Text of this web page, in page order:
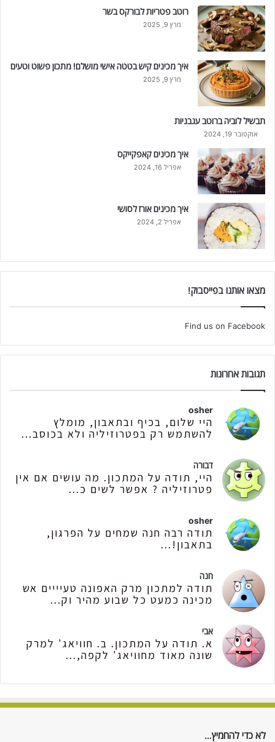
רוטב פטריות לבורקס בשר
מרץ 9, 2025
איך מכינים קיש בטטה אישי מושלם! מתכון פשוט וטעים
מרץ 9, 2025
תבשיל לוביה ברוטב עגבניות
אוקטובר 19, 2024
איך מכינים קאפקייקס
אפריל 16, 2024
איך מכינים אורז לסושי
אפריל 2, 2024
מצאו אותנו בפייסבוק!
Find us on Facebook
תגובות אחרונות
osher
היי שלום, בכיף ובתאבון, מומלץ
להשתמש רק בפטרוזיליה ולא בכוסב...
דבורה
היי, תודה על המתכון. מה עושים אם אין
פטרוזיליה ? אפשר לשים כ...
osher
תודה רבה חנה שמחים על הפרגון,
בתאבון!...
חנה
תודה למתכון מרק האפונה טעיייים אש
מכינה כמעט כל שבוע מהיר וק...
אבי
א. תודה על המתכון. ב. חוויאג' למרק
שונה מאוד מחוויאג' לקפה,...
לא כדי להחמיץ…